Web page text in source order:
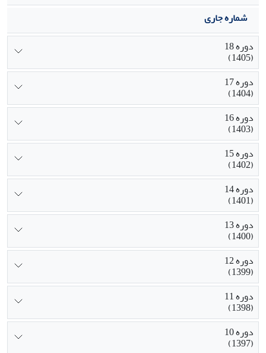
شماره جاری
دوره 18
(1405)
دوره 17
(1404)
دوره 16
(1403)
دوره 15
(1402)
دوره 14
(1401)
دوره 13
(1400)
دوره 12
(1399)
دوره 11
(1398)
دوره 10
(1397)